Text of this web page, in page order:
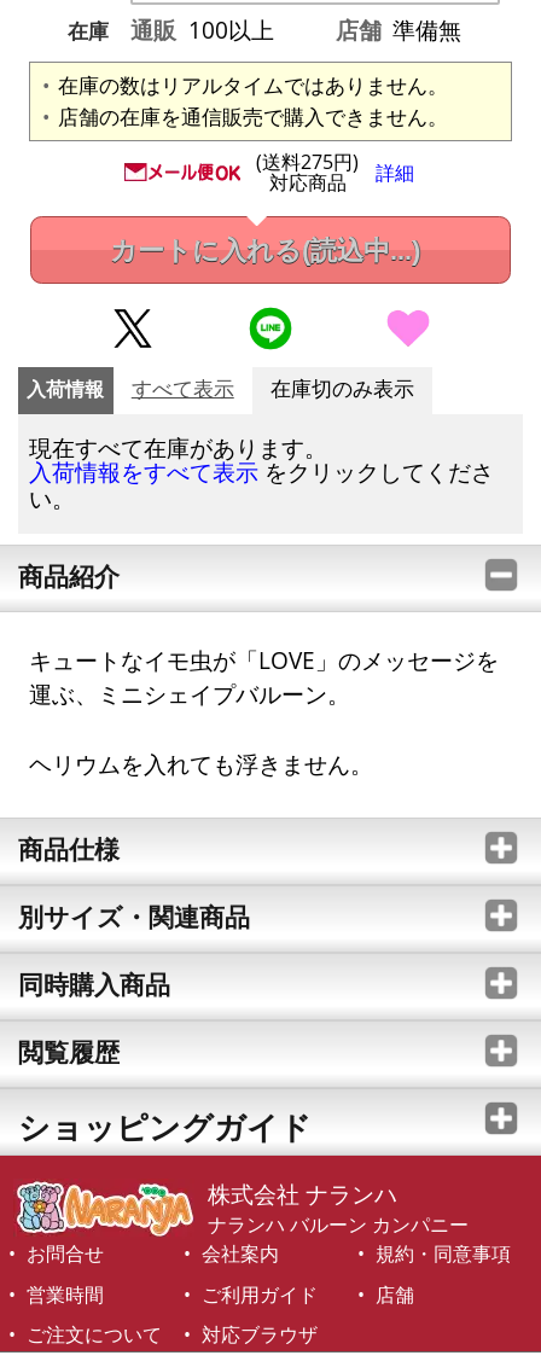
在庫
通販 100以上 店舗 準備無
在庫の数はリアルタイムではありません。
店舗の在庫を通信販売で購入できません。
(送料275円)
対応商品 詳細
カートに入れる(読込中...)
入荷情報 すべて表示 在庫切のみ表示
現在すべて在庫があります。
入荷情報をすべて表示 をクリックしてくださ
い。
商品紹介
キュートなイモ虫が「LOVE」のメッセージを
運ぶ、ミニシェイプバルーン。
ヘリウムを入れても浮きません。
商品仕様
別サイズ・関連商品
同時購入商品
閲覧履歴
ショッピングガイド
株式会社 ナランハ
ナランハ バルーン カンパニー
お問合せ
会社案内
規約・同意事項
営業時間
ご利用ガイド
店舗
ご注文について
対応ブラウザ